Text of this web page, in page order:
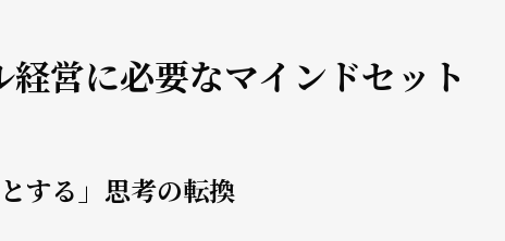
経営に必要なマインドセット
とする」思考の転換